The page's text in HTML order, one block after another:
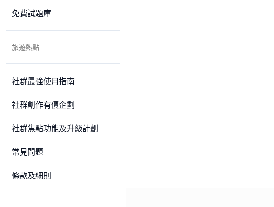
免費試題庫
旅遊熱點
社群最強使用指南
社群創作有價企劃
社群焦點功能及升級計劃
常見問題
條款及細則